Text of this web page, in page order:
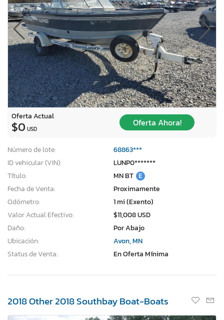
Oferta Actual
$0 USD
Oferta Ahora!
Número de lote:
68863***
ID vehicular (VIN):
LUNP0*******
Título:
MN BT E
Fecha de Venta:
Proximamente
Odómetro:
1 mi (Exento)
Valor Actual Efectivo:
$11,008 USD
Daño:
Por Abajo
Ubicación:
Avon, MN
Status de Venta:
En Oferta Mínima
2018 Other 2018 Southbay Boat-Boats